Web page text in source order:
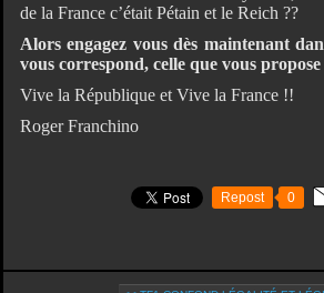
de la France c’était Pétain et le Reich ??
Alors engagez vous dès maintenant
vous correspond, celle que vous
Vive la République et Vive la France !!
Roger Franchino
Repost 0